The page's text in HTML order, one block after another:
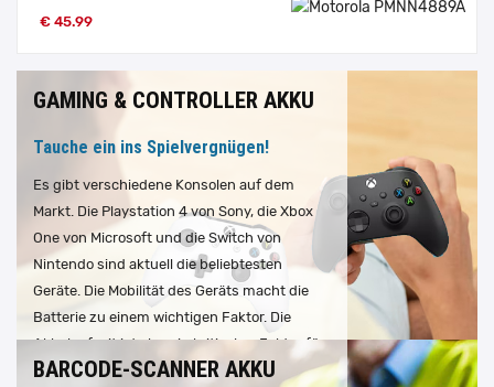
€ 45.99
GAMING & CONTROLLER AKKU
Tauche ein ins Spielvergnügen!
Es gibt verschiedene Konsolen auf dem
Markt. Die Playstation 4 von Sony, die Xbox
One von Microsoft und die Switch von
Nintendo sind aktuell die beliebtesten
Geräte. Die Mobilität des Geräts macht die
Batterie zu einem wichtigen Faktor. Die
Akkulaufzeit ist also ein kritischer Faktor für
euren Spielspaß. Sollten Ihre Akkus für
BARCODE-SCANNER AKKU